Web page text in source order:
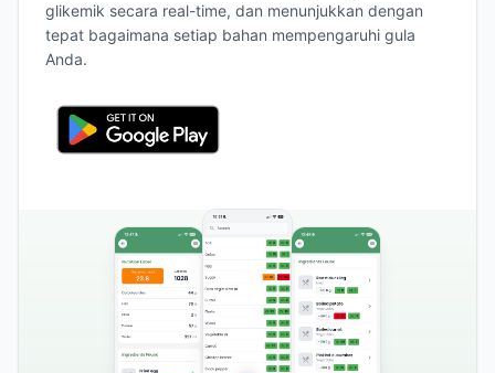
glikemik secara real-time, dan menunjukkan dengan
tepat bagaimana setiap bahan mempengaruhi gula
Anda.